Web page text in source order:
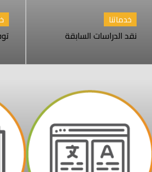
خدماتنا
نقد الدراسات السابقة